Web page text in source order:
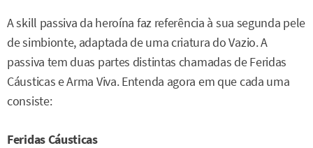
A skill passiva da heroína faz referência à sua segunda pele
de simbionte, adaptada de uma criatura do Vazio. A
passiva tem duas partes distintas chamadas de Feridas
Cáusticas e Arma Viva. Entenda agora em que cada uma
consiste:
Feridas Cáusticas